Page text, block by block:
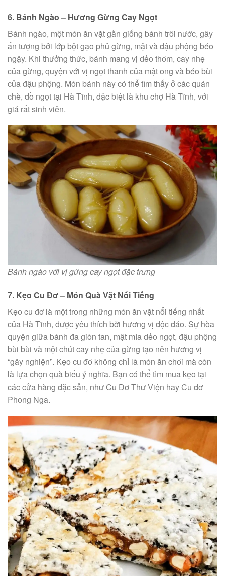
6. Bánh Ngào – Hương Gừng Cay Ngọt
Bánh ngào, một món ăn vặt gần giống bánh trôi nước, gây
ấn tượng bởi lớp bột gạo phủ gừng, mật và đậu phộng béo
ngậy. Khi thưởng thức, bánh mang vị dẻo thơm, cay nhẹ
của gừng, quyện với vị ngọt thanh của mật ong và béo bùi
của đậu phộng. Món bánh này có thể tìm thấy ở các quán
chè, đồ ngọt tại Hà Tĩnh, đặc biệt là khu chợ Hà Tĩnh, với
giá rất sinh viên.
Bánh ngào với vị gừng cay ngọt đặc trưng
7. Kẹo Cu Đơ – Món Quà Vặt Nổi Tiếng
Kẹo cu đơ là một trong những món ăn vặt nổi tiếng nhất
của Hà Tĩnh, được yêu thích bởi hương vị độc đáo. Sự hòa
quyện giữa bánh đa giòn tan, mật mía dẻo ngọt, đậu phộng
bùi bùi và một chút cay nhẹ của gừng tạo nên hương vị
“gây nghiện”. Kẹo cu đơ không chỉ là món ăn chơi mà còn
là lựa chọn quà biếu ý nghĩa. Bạn có thể tìm mua kẹo tại
các cửa hàng đặc sản, như Cu Đơ Thư Viện hay Cu đơ
Phong Nga.